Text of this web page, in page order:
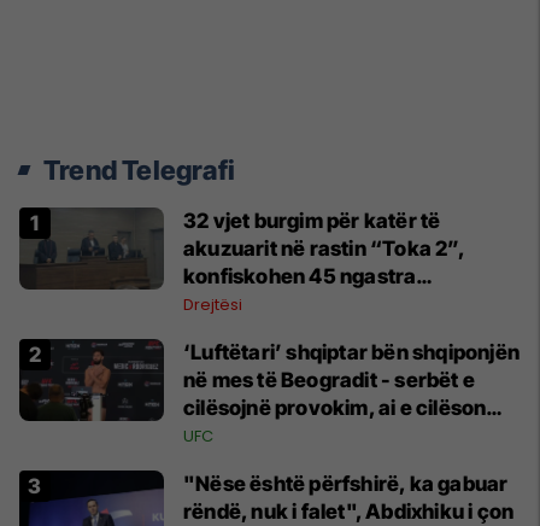
Trend Telegrafi
32 vjet burgim për katër të
akuzuarit në rastin “Toka 2”,
konfiskohen 45 ngastra
kadastrale
Drejtësi
‘Luftëtari’ shqiptar bën shqiponjën
në mes të Beogradit - serbët e
cilësojnë provokim, ai e cilëson
simbol të identitetit
UFC
"Nëse është përfshirë, ka gabuar
rëndë, nuk i falet", Abdixhiku i çon